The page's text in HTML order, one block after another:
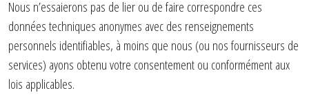
Nous n’essaierons pas de lier ou de faire correspondre ces
données techniques anonymes avec des renseignements
personnels identifiables, à moins que nous (ou nos fournisseurs de
services) ayons obtenu votre consentement ou conformément aux
lois applicables.